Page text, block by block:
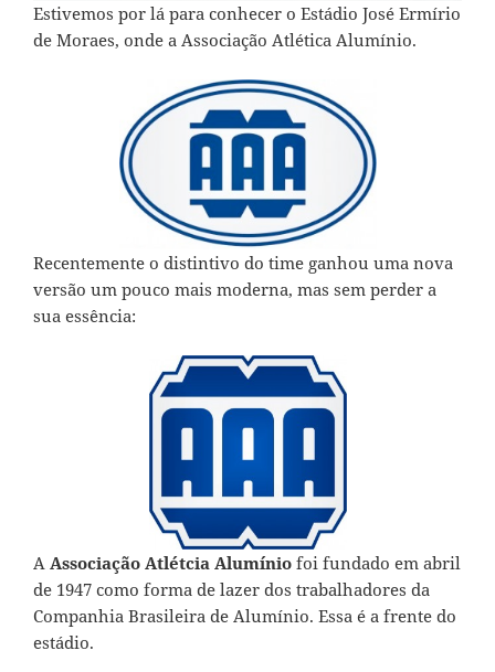
Estivemos por lá para conhecer o Estádio José Ermírio
de Moraes, onde a Associação Atlética Alumínio.
Recentemente o distintivo do time ganhou uma nova
versão um pouco mais moderna, mas sem perder a
sua essência:
A Associação Atlétcia Alumínio foi fundado em abril
de 1947 como forma de lazer dos trabalhadores da
Companhia Brasileira de Alumínio. Essa é a frente do
estádio.